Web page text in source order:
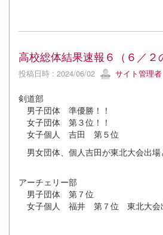
高校総体結果速報６（６／２
投稿日時 : 2024/06/02 サイト管理者
剣道部
男子団体 準優勝！！
女子団体 第３位！！
女子個人 吉田 第５位
男女団体、個人吉田が東北大会出場
アーチェリー部
男子団体 第７位
女子個人 福井 第７位 東北大会